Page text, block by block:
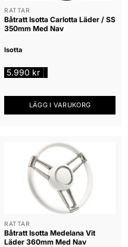
RATTAR
Båtratt Isotta Carlotta Läder / SS
350mm Med Nav
Isotta
5.990 kr
LÄGG I VARUKORG
RATTAR
Båtratt Isotta Medelana Vit
Läder 360mm Med Nav